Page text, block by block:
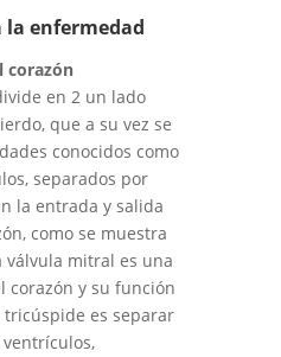
la enfermedad
corazón
en 2 un lado
que a su vez se
conocidos como
separados por
la entrada y salida
como se muestra
válvula mitral es una
corazón y su función
es separar